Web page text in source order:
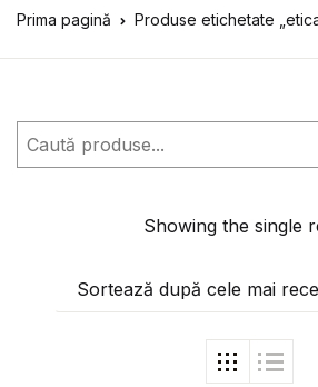
Prima pagină Produse etichetate
Caută
Showing the single
Sortează după cele mai